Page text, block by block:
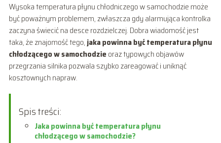
Wysoka temperatura płynu chłodniczego w samochodzie może
być poważnym problemem, zwłaszcza gdy alarmująca kontrolka
zaczyna świecić na desce rozdzielczej. Dobra wiadomość jest
taka, że znajomość tego,jaka powinna być temperatura płynu
chłodzącego w samochodzie oraz typowych objawów
przegrzania silnika pozwala szybko zareagować i uniknąć
kosztownych napraw.
Spis treści:
Jaka powinna być temperatura płynu
chłodzącego w samochodzie?